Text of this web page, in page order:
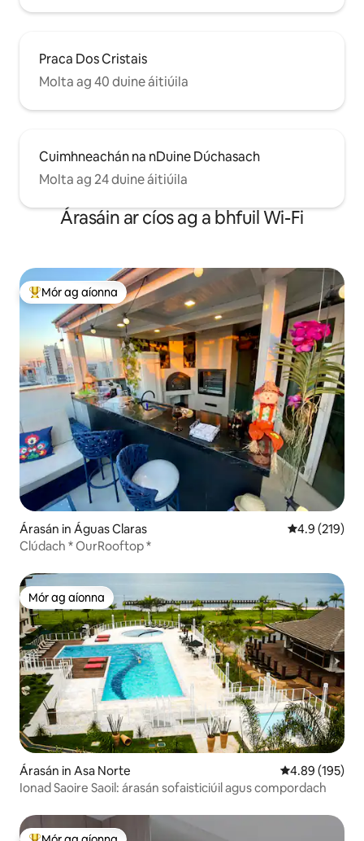
Praca Dos Cristais
Molta ag 40 duine áitiúila
Cuimhneachán na nDuine Dúchasach
Molta ag 24 duine áitiúila
Árasáin ar cíos ag a bhfuil Wi-Fi
An-mhór ag aíonna
Mór ag aíonna
Árasán in Águas Claras Meánrátáil
4.9 (219)
Clúdach * OurRooftop *
Mór ag aíonna
Mór ag aíonna
Árasán in Asa Norte Meánrátáil
4.89 (195)
Ionad Saoire Saoil: árasán sofaisticiúil agus compordach